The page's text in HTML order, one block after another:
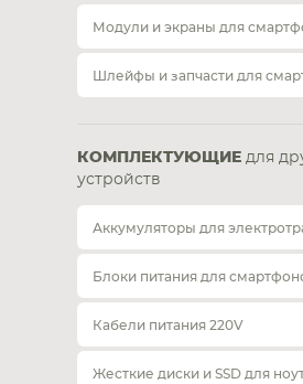
Модули и экраны для
Шлейфы и запчасти для
КОМПЛЕКТУЮЩИЕ для
устройств
Аккумуляторы для
Блоки питания для
Кабели питания 220V
Жесткие диски и SSD для